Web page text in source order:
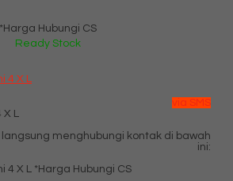
*Harga Hubungi CS
Ready Stock
via SMS
L
menghubungi kontak di bawah
ini:
*Harga Hubungi CS